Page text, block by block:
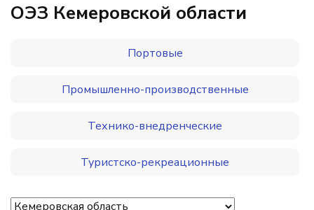
ОЭЗ Кемеровской области
Портовые
Промышленно-производственные
Технико-внедренческие
Туристско-рекреационные